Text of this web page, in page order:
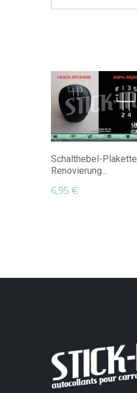
Schalthebel-Plakette
Renovierung...
6,95 €